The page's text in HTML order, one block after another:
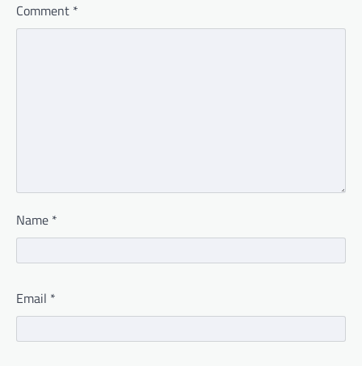
Comment *
Name *
Email *